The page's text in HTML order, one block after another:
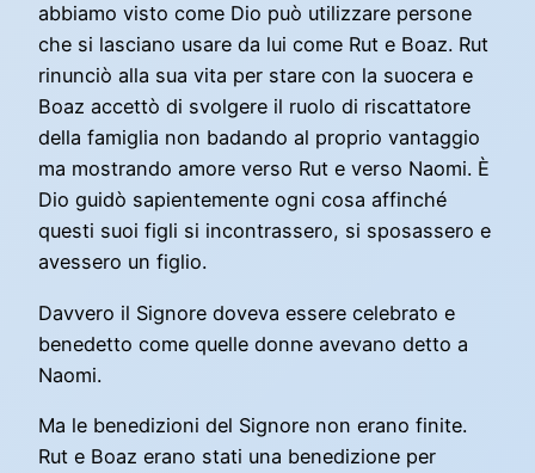
abbiamo visto come Dio può utilizzare persone
che si lasciano usare da lui come Rut e Boaz. Rut
rinunciò alla sua vita per stare con la suocera e
Boaz accettò di svolgere il ruolo di riscattatore
della famiglia non badando al proprio vantaggio
ma mostrando amore verso Rut e verso Naomi. È
Dio guidò sapientemente ogni cosa affinché
questi suoi figli si incontrassero, si sposassero e
avessero un figlio.
Davvero il Signore doveva essere celebrato e
benedetto come quelle donne avevano detto a
Naomi.
Ma le benedizioni del Signore non erano finite.
Rut e Boaz erano stati una benedizione per